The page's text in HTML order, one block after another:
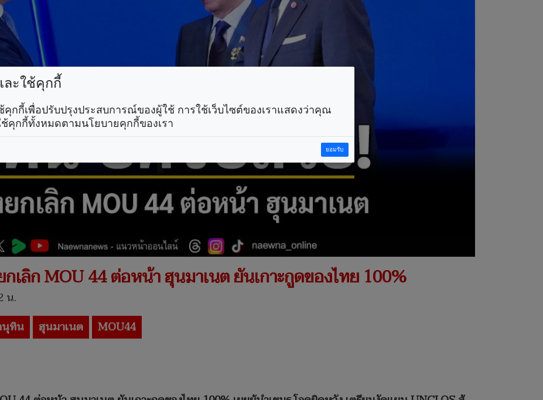
ลิก MOU 44 ต่อหน้า ฮุนมาเนต ยันเกาะกูดของไทย 100%
น.
ทิน ฮุนมาเนต MOU44
ละใช้คุกกี้
คุกกี้เพื่อปรับปรุงประสบการณ์ของผู้ใช้ การใช้เว็บไซต์ของเราแสดงว่าคุณ
คุกกี้ทั้งหมดตามนโยบายคุกกี้ของเรา
ยอมรับ